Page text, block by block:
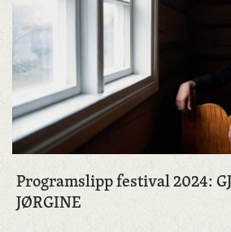
Programslipp festival 2024:
JØRGINE